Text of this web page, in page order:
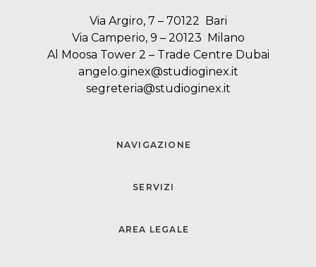
Via Argiro, 7 – 70122 Bari
Via Camperio, 9 – 20123 Milano
Al Moosa Tower 2 – Trade Centre Dubai
angelo.ginex@studioginex.it
segreteria@studioginex.it
NAVIGAZIONE
SERVIZI
AREA LEGALE